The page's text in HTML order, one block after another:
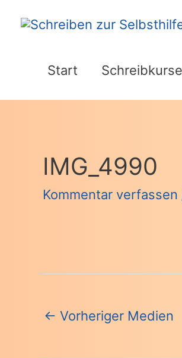
Start Schreibkurse
IMG_4990
Kommentar verfassen
Beitragsnavigation
← Vorheriger Medien